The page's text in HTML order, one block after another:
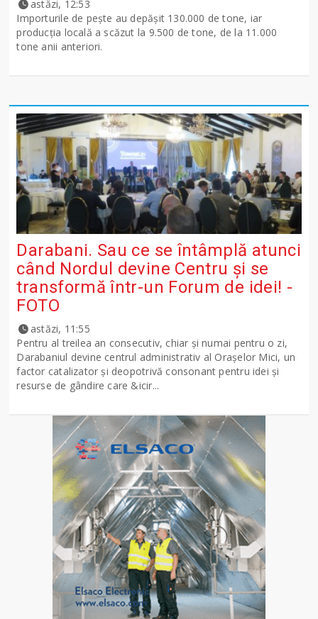
astăzi, 12:53
Importurile de peşte au depăşit 130.000 de tone, iar
producţia locală a scăzut la 9.500 de tone, de la 11.000
tone anii anteriori.
Darabani. Sau ce se întâmplă atunci
când Nordul devine Centru și se
transformă într-un Forum de idei! -
FOTO
astăzi, 11:55
Pentru al treilea an consecutiv, chiar și numai pentru o zi,
Darabaniul devine centrul administrativ al Orașelor Mici, un
factor catalizator și deopotrivă consonant pentru idei și
resurse de gândire care &icir...